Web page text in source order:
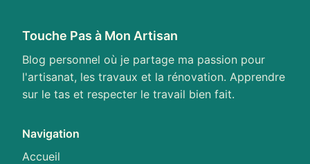
Touche Pas à Mon Artisan
Blog personnel où je partage ma passion pour
l'artisanat, les travaux et la rénovation. Apprendre
sur le tas et respecter le travail bien fait.
Navigation
Accueil